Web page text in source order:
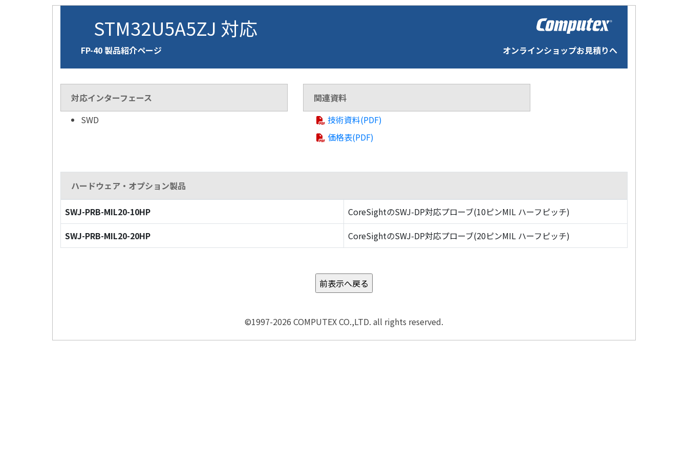
STM32U5A5ZJ 対応
FP-40 製品紹介ページ オンラインショップお見積りへ
対応インターフェース
SWD
関連資料
技術資料(PDF)
価格表(PDF)
ハードウェア・オプション製品
SWJ-PRB-MIL20-10HP
CoreSightのSWJ-DP対応プローブ(10ピンMIL ハーフピッチ)
SWJ-PRB-MIL20-20HP
CoreSightのSWJ-DP対応プローブ(20ピンMIL ハーフピッチ)
©1997-2026 COMPUTEX CO.,LTD. all rights reserved.